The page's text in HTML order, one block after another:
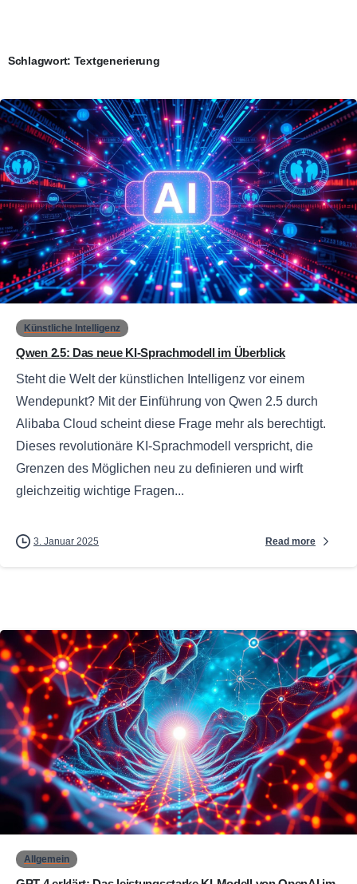
Schlagwort: Textgenerierung
0
Künstliche Intelligenz
Qwen 2.5: Das neue KI-Sprachmodell im Überblick
Steht die Welt der künstlichen Intelligenz vor einem
Wendepunkt? Mit der Einführung von Qwen 2.5 durch
Alibaba Cloud scheint diese Frage mehr als berechtigt.
Dieses revolutionäre KI-Sprachmodell verspricht, die
Grenzen des Möglichen neu zu definieren und wirft
gleichzeitig wichtige Fragen...
3. Januar 2025 Read more
0
Allgemein